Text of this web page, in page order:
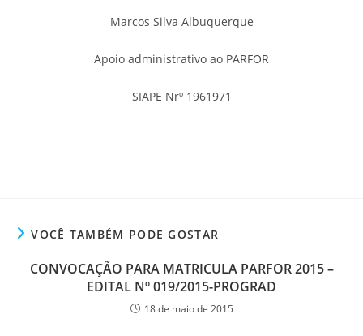
Marcos Silva Albuquerque
Apoio administrativo ao PARFOR
SIAPE Nrº 1961971
VOCÊ TAMBÉM PODE GOSTAR
CONVOCAÇÃO PARA MATRICULA PARFOR 2015 –
EDITAL Nº 019/2015-PROGRAD
18 de maio de 2015